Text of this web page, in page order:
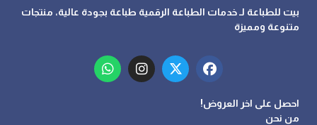
بيت للطباعة لـ خدمات الطباعة الرقمية طباعة بجودة عالية، منتجات
متنوعة ومميزة
احصل على اخر العروض!
من نحن